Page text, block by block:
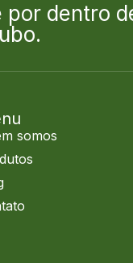
dentro
somos